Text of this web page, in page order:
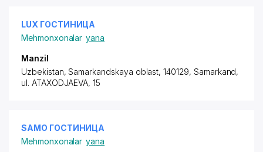
LUX ГОСТИНИЦА
Mehmonxonalar yana
Manzil
Uzbekistan, Samarkandskaya oblast, 140129, Samarkand,
ul. ATAXODJAEVA, 15
SAMO ГОСТИНИЦА
Mehmonxonalar yana